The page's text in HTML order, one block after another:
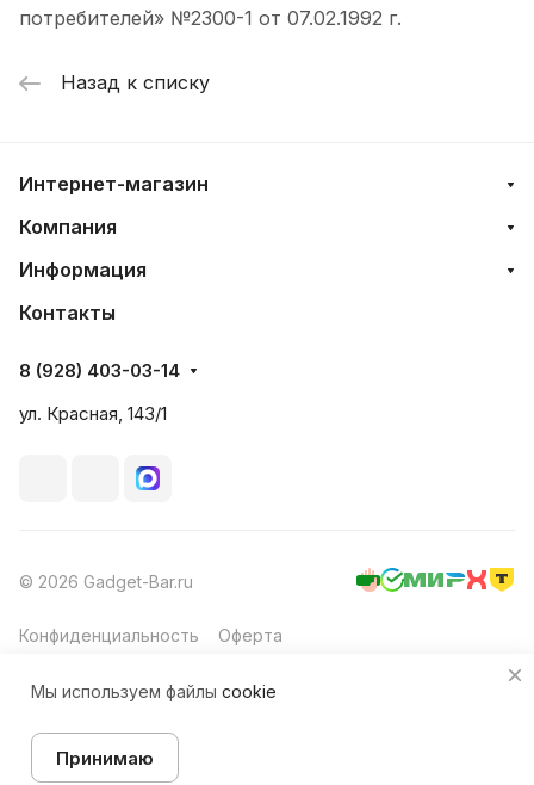
потребителей» №2300-1 от 07.02.1992 г.
Назад к списку
Интернет-магазин
Компания
Информация
Контакты
8 (928) 403-03-14
ул. Красная, 143/1
© 2026 Gadget-Bar.ru
Конфиденциальность Оферта
Мы используем файлы cookie
Принимаю